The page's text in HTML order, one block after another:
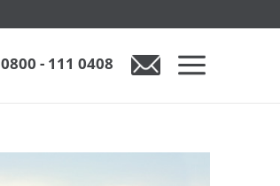
0800 - 111 0408